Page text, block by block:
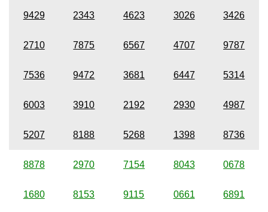
9429 2343 4623 3026 3426
2710 7875 6567 4707 9787
7536 9472 3681 6447 5314
6003 3910 2192 2930 4987
5207 8188 5268 1398 8736
8878 2970 7154 8043 0678
1680 8153 9115 0661 6891